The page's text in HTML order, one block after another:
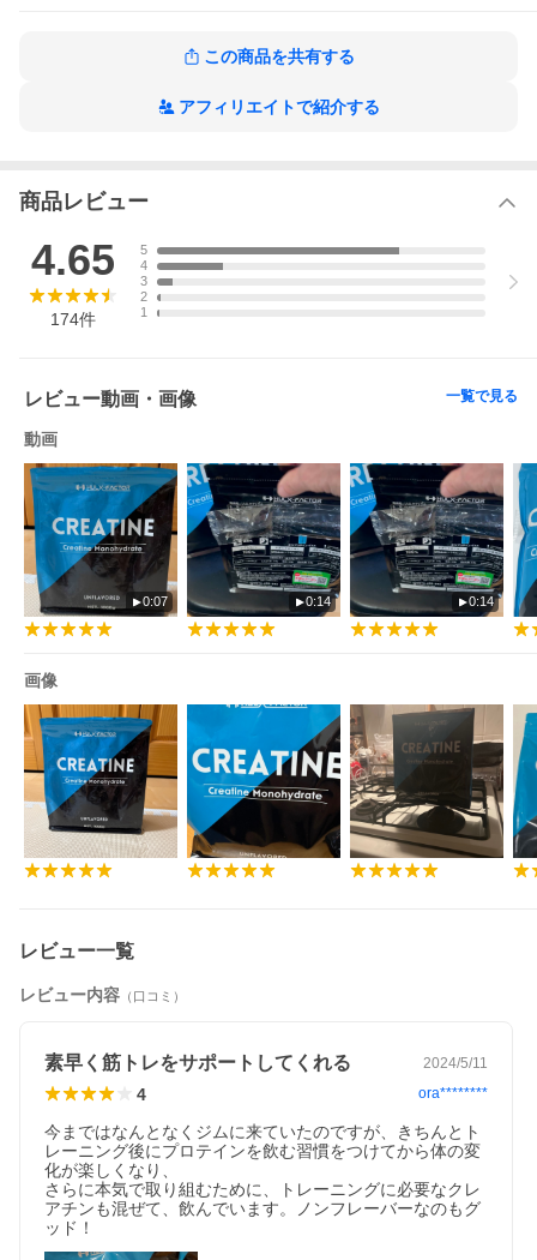
※リサイクルショップなどの非正規転売品・品質劣化品にご注意
この商品を共有する
アフィリエイトで紹介する
商品レビュー
4.65
174件
5
4
3
2
1
レビュー動画・画像 一覧で見る
動画
0:07 0:14 0:14
画像
レビュー一覧
レビュー内容 （口コミ）
素早く筋トレをサポートしてくれる 2024/5/11
4 ora********
今まではなんとなくジムに来ていたのですが、きちんとト
レーニング後にプロテインを飲む習慣をつけてから体の変
化が楽しくなり、
さらに本気で取り組むために、トレーニングに必要なクレ
アチンも混ぜて、飲んでいます。ノンフレーバーなのもグ
ッド！